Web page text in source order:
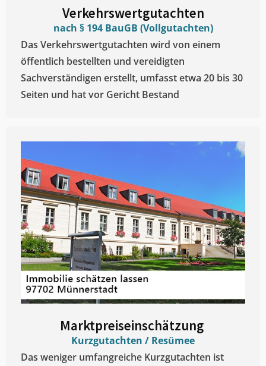
Verkehrswertgutachten
nach § 194 BauGB (Vollgutachten)
Das Verkehrswertgutachten wird von einem
öffentlich bestellten und vereidigten
Sachverständigen erstellt, umfasst etwa 20 bis 30
Seiten und hat vor Gericht Bestand
Marktpreiseinschätzung ​
Kurzgutachten / Resümee
Das weniger umfangreiche Kurzgutachten ist